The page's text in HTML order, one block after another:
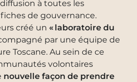
à toutes les
de gouvernance.
créé un « laboratoire du
par une équipe de
Toscane. Au sein de ce
volontaires
nouvelle façon de prendre